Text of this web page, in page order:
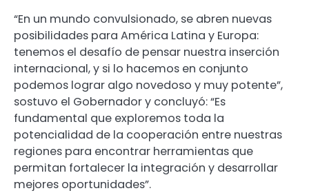
“En un mundo convulsionado, se abren nuevas
posibilidades para América Latina y Europa:
tenemos el desafío de pensar nuestra inserción
internacional, y si lo hacemos en conjunto
podemos lograr algo novedoso y muy potente”,
sostuvo el Gobernador y concluyó: “Es
fundamental que exploremos toda la
potencialidad de la cooperación entre nuestras
regiones para encontrar herramientas que
permitan fortalecer la integración y desarrollar
mejores oportunidades”.